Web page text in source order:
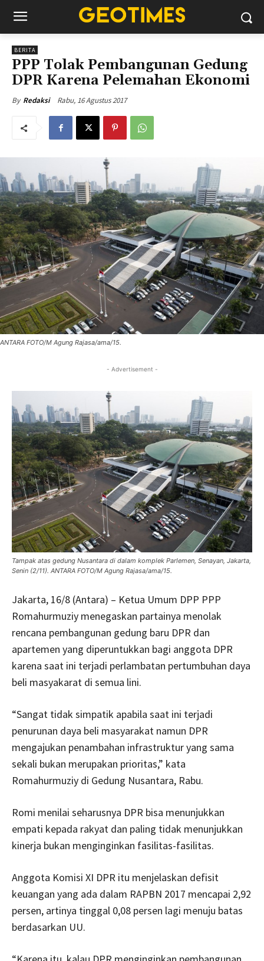
BERITA
PPP Tolak Pembangunan Gedung
DPR Karena Pelemahan Ekonomi
By Redaksi Rabu, 16 Agustus 2017
ANTARA FOTO/M Agung Rajasa/ama/15.
- Advertisement -
Tampak atas gedung Nusantara di dalam komplek Parlemen, Senayan, Jakarta,
Senin (2/11). ANTARA FOTO/M Agung Rajasa/ama/15.
Jakarta, 16/8 (Antara) – Ketua Umum DPP PPP
Romahurmuziy menegaskan partainya menolak
rencana pembangunan gedung baru DPR dan
apartemen yang diperuntukkan bagi anggota DPR
karena saat ini terjadi perlambatan pertumbuhan daya
beli masyakarat di semua lini.
“Sangat tidak simpatik apabila saat ini terjadi
penurunan daya beli masyarakat namun DPR
mengajukan penambahan infrastruktur yang sama
sekali bukan merupakan prioritas,” kata
Romahurmuziy di Gedung Nusantara, Rabu.
Romi menilai seharusnya DPR bisa menunjukkan
empati kepada rakyat dan paling tidak menunjukkan
kinerja bukan menginginkan fasilitas-fasilitas.
Anggota Komisi XI DPR itu menjelaskan defisit
keuangan yang ada dalam RAPBN 2017 mencapai 2,92
persen, artinya tinggal 0,08 persen lagi menuju batas
berdasarkan UU.